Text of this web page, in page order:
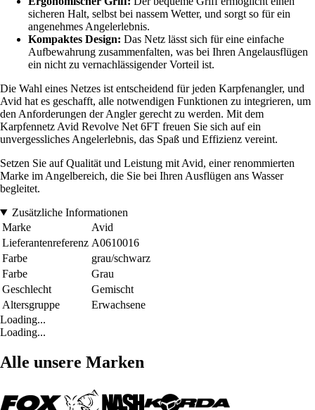
sicheren Halt, selbst bei nassem Wetter, und sorgt so für ein
angenehmes Angelerlebnis.
Kompaktes Design: Das Netz lässt sich für eine einfache
Aufbewahrung zusammenfalten, was bei Ihren Angelausflügen
ein nicht zu vernachlässigender Vorteil ist.
Die Wahl eines Netzes ist entscheidend für jeden Karpfenangler, und
Avid hat es geschafft, alle notwendigen Funktionen zu integrieren, um
den Anforderungen der Angler gerecht zu werden. Mit dem
Karpfennetz Avid Revolve Net 6FT freuen Sie sich auf ein
unvergessliches Angelerlebnis, das Spaß und Effizienz vereint.
Setzen Sie auf Qualität und Leistung mit Avid, einer renommierten
Marke im Angelbereich, die Sie bei Ihren Ausflügen ans Wasser
begleitet.
Zusätzliche Informationen
Marke
Avid
Lieferantenreferenz A0610016
Farbe
grau/schwarz
Farbe
Grau
Geschlecht
Gemischt
Altersgruppe
Erwachsene
Loading...
Loading...
Alle unsere Marken